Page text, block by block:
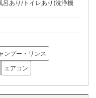
あり/トイレあり(洗浄機
ンプー・リンス
エアコン